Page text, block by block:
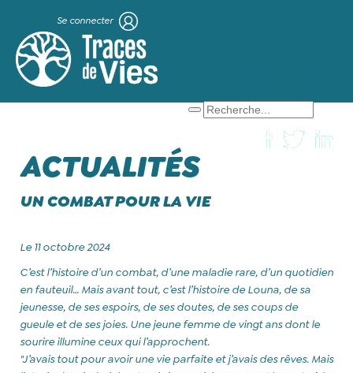
Se connecter
ACTUALITÉS
UN COMBAT POUR LA VIE
Le 11 octobre 2024
C’est l’histoire d’un combat, d’une maladie rare, d’un quotidien
en fauteuil… Mais avant tout, c’est l’histoire de Louna, de sa
jeunesse, de ses espoirs, de ses doutes, de ses coups de
gueule et de ses joies. Une jeune femme de vingt ans dont le
sourire illumine ceux qui l’approchent.
"J’avais tout pour avoir une vie parfaite et j’avais des rêves. Mais